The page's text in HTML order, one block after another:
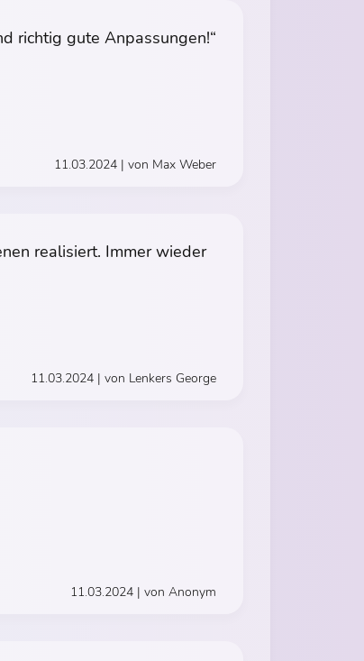
richtig gute Anpassungen!“
11.03.2024 | von Max Weber
realisiert. Immer wieder
11.03.2024 | von Lenkers George
11.03.2024 | von Anonym